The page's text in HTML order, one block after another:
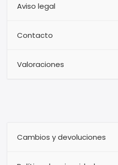
Aviso legal
Contacto
Valoraciones
Cambios y devoluciones